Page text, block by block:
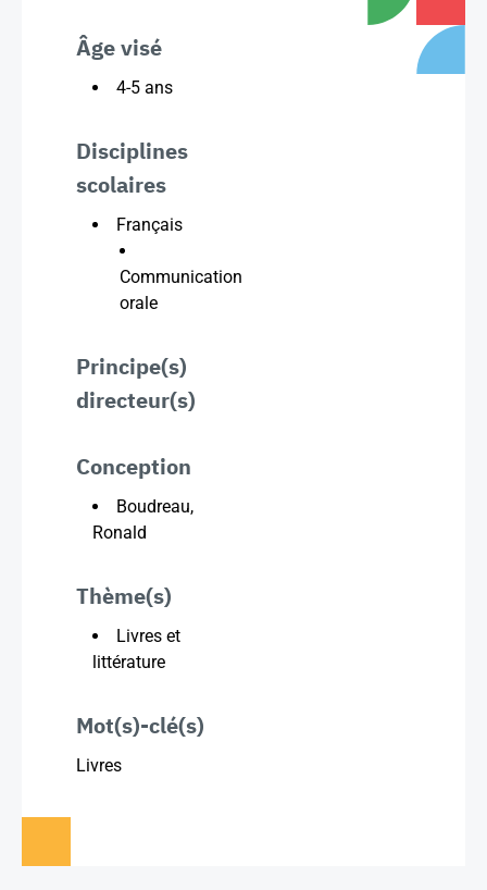
Âge visé
4-5 ans
Disciplines
scolaires
Français
Communication
orale
Principe(s)
directeur(s)
Conception
Boudreau,
Ronald
Thème(s)
Livres et
littérature
Mot(s)-clé(s)
Livres